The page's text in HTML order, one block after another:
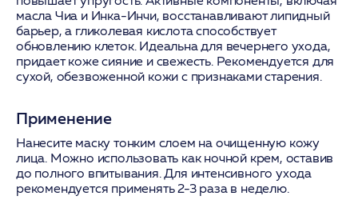
масла Чиа и Инка-Инчи, восстанавливают липидный
барьер, а гликолевая кислота способствует
обновлению клеток. Идеальна для вечернего ухода,
придает коже сияние и свежесть. Рекомендуется для
сухой, обезвоженной кожи с признаками старения.
Применение
Нанесите маску тонким слоем на очищенную кожу
лица. Можно использовать как ночной крем, оставив
до полного впитывания. Для интенсивного ухода
рекомендуется применять 2-3 раза в неделю.